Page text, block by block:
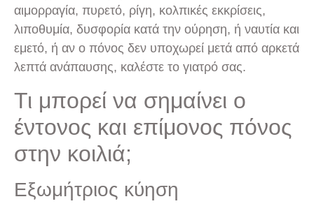
αιμορραγία, πυρετό, ρίγη, κολπικές εκκρίσεις,
λιποθυμία, δυσφορία κατά την ούρηση, ή ναυτία και
εμετό, ή αν ο πόνος δεν υποχωρεί μετά από αρκετά
λεπτά ανάπαυσης, καλέστε το γιατρό σας.
Τι μπορεί να σημαίνει ο
έντονος και επίμονος πόνος
στην κοιλιά;
Εξωμήτριος κύηση